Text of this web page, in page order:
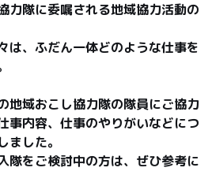
力隊に委嘱される地域協力活動の
は、ふだん一体どのような仕事を
地域おこし協力隊の隊員にご協力
事内容、仕事のやりがいなどにつ
ました。
隊をご検討中の方は、ぜひ参考に